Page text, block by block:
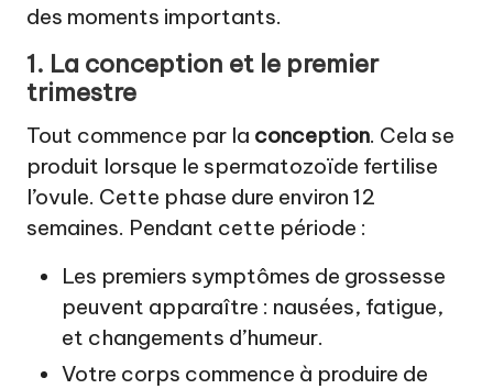
des moments importants.
1. La conception et le premier
trimestre
Tout commence par la conception. Cela se
produit lorsque le spermatozoïde fertilise
l’ovule. Cette phase dure environ 12
semaines. Pendant cette période :
Les premiers symptômes de grossesse
peuvent apparaître : nausées, fatigue,
et changements d’humeur.
Votre corps commence à produire de